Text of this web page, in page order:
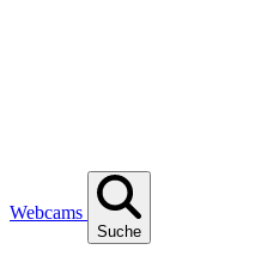
Webcams
Suche